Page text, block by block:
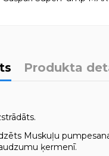
Produkta
Muskuļu
ķermenī.